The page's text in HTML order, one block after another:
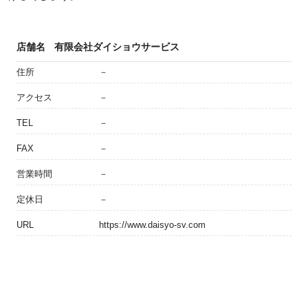
店舗名 有限会社ダイショウサービス
住所 －
アクセス －
TEL －
FAX －
営業時間 －
定休日 －
URL https://www.daisyo-sv.com